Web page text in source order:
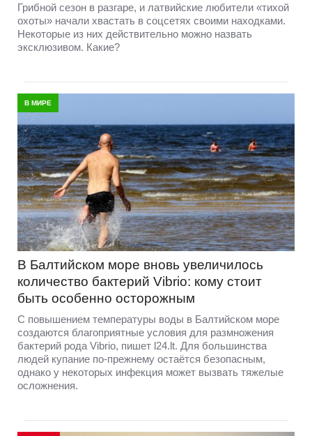
Грибной сезон в разгаре, и латвийские любители «тихой
охоты» начали хвастать в соцсетях своими находками.
Некоторые из них действительно можно назвать
эксклюзивом. Какие?
В МИРЕ
В Балтийском море вновь увеличилось
количество бактерий Vibrio: кому стоит
быть особенно осторожным
С повышением температуры воды в Балтийском море
создаются благоприятные условия для размножения
бактерий рода Vibrio, пишет l24.lt. Для большинства
людей купание по-прежнему остаётся безопасным,
однако у некоторых инфекция может вызвать тяжелые
осложнения.